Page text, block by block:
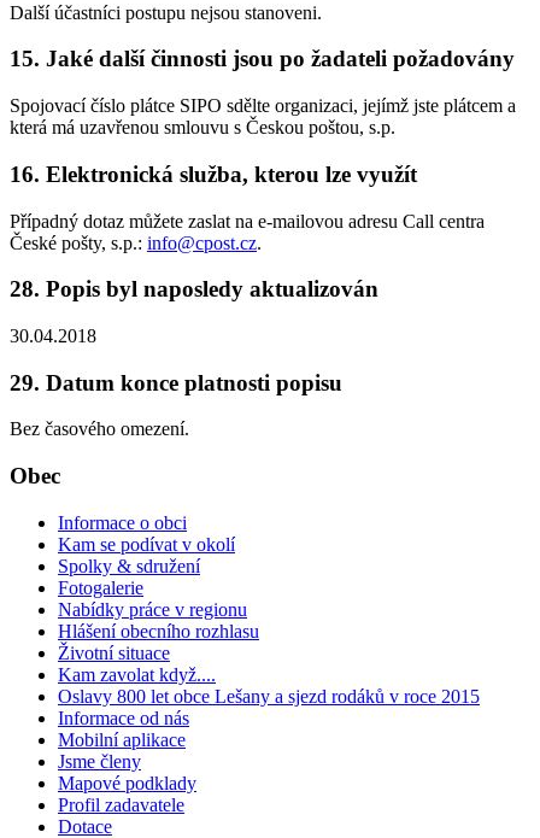
Další účastníci postupu nejsou stanoveni.
15. Jaké další činnosti jsou po žadateli požadovány
Spojovací číslo plátce SIPO sdělte organizaci, jejímž jste plátcem a
která má uzavřenou smlouvu s Českou poštou, s.p.
16. Elektronická služba, kterou lze využít
Případný dotaz můžete zaslat na e-mailovou adresu Call centra
České pošty, s.p.: info@cpost.cz.
28. Popis byl naposledy aktualizován
30.04.2018
29. Datum konce platnosti popisu
Bez časového omezení.
Obec
Informace o obci
Kam se podívat v okolí
Spolky & sdružení
Fotogalerie
Nabídky práce v regionu
Hlášení obecního rozhlasu
Životní situace
Kam zavolat když....
Oslavy 800 let obce Lešany a sjezd rodáků v roce 2015
Informace od nás
Mobilní aplikace
Jsme členy
Mapové podklady
Profil zadavatele
Dotace